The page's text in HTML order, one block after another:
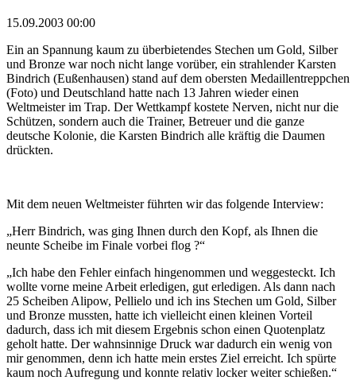
15.09.2003 00:00
Ein an Spannung kaum zu überbietendes Stechen um Gold, Silber
und Bronze war noch nicht lange vorüber, ein strahlender Karsten
Bindrich (Eußenhausen) stand auf dem obersten Medaillentreppchen
(Foto) und Deutschland hatte nach 13 Jahren wieder einen
Weltmeister im Trap. Der Wettkampf kostete Nerven, nicht nur die
Schützen, sondern auch die Trainer, Betreuer und die ganze
deutsche Kolonie, die Karsten Bindrich alle kräftig die Daumen
drückten.
Mit dem neuen Weltmeister führten wir das folgende Interview:
„Herr Bindrich, was ging Ihnen durch den Kopf, als Ihnen die
neunte Scheibe im Finale vorbei flog ?“
„Ich habe den Fehler einfach hingenommen und weggesteckt. Ich
wollte vorne meine Arbeit erledigen, gut erledigen. Als dann nach
25 Scheiben Alipow, Pellielo und ich ins Stechen um Gold, Silber
und Bronze mussten, hatte ich vielleicht einen kleinen Vorteil
dadurch, dass ich mit diesem Ergebnis schon einen Quotenplatz
geholt hatte. Der wahnsinnige Druck war dadurch ein wenig von
mir genommen, denn ich hatte mein erstes Ziel erreicht. Ich spürte
kaum noch Aufregung und konnte relativ locker weiter schießen.“